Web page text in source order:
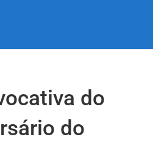
do
do